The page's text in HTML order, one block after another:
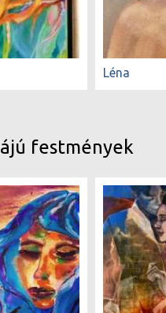
Léna
festmények